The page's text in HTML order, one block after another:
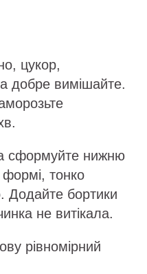
цукор,
добре вимішайте.
сформуйте нижню
формі, тонко
Додайте бортики
не витікала.
рівномірний